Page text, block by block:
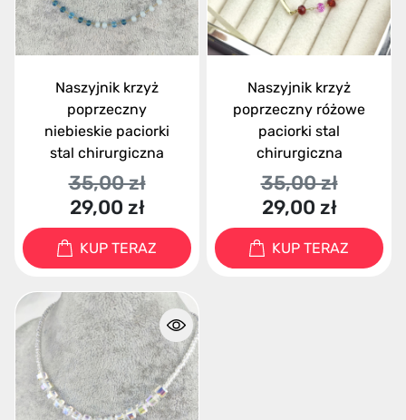
Naszyjnik krzyż
poprzeczny
niebieskie paciorki
stal chirurgiczna
35,00 zł
29,00 zł
KUP TERAZ
Naszyjnik krzyż
poprzeczny różowe
paciorki stal
chirurgiczna
35,00 zł
29,00 zł
KUP TERAZ